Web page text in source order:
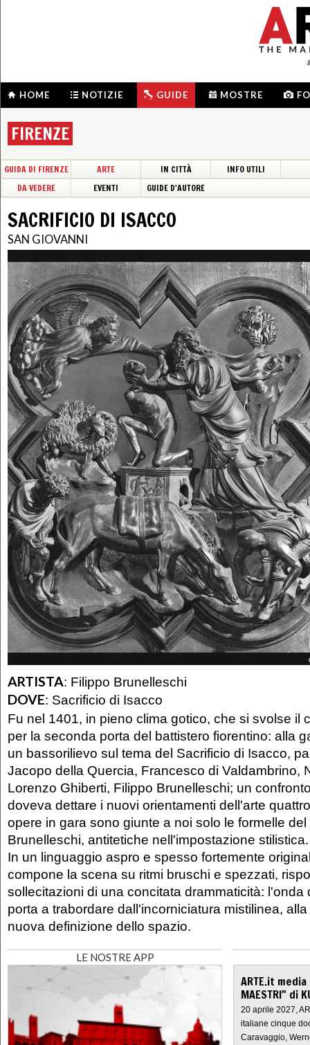
HOME NOTIZIE GUIDE MOSTRE
FIRENZE
GUIDA DI FIRENZE ARTE IN CITTÀ
INFO UTILI
DA VEDERE
EVENTI GUIDE D'AUTORE
SACRIFICIO DI ISACCO
SAN GIOVANNI
ARTISTA: Filippo Brunelleschi
DOVE: Sacrificio di Isacco
Fu nel 1401, in pieno clima gotico, che si svolse il
per la seconda porta del battistero fiorentino: alla
un bassorilievo sul tema del Sacrificio di Isacco,
Jacopo della Quercia, Francesco di Valdambrino,
Lorenzo Ghiberti, Filippo Brunelleschi; un
doveva dettare i nuovi orientamenti dell'arte
opere in gara sono giunte a noi solo le formelle
Brunelleschi, antitetiche nell'impostazione stilistica.
In un linguaggio aspro e spesso fortemente
compone la scena su ritmi bruschi e spezzati,
sollecitazioni di una concitata drammaticità: l'onda
porta a trabordare dall'incorniciatura mistilinea,
nuova definizione dello spazio.
LE NOSTRE APP
ARTE.it
MAESTRI" di
20 aprile 2027,
italiane cinque
Caravaggio,